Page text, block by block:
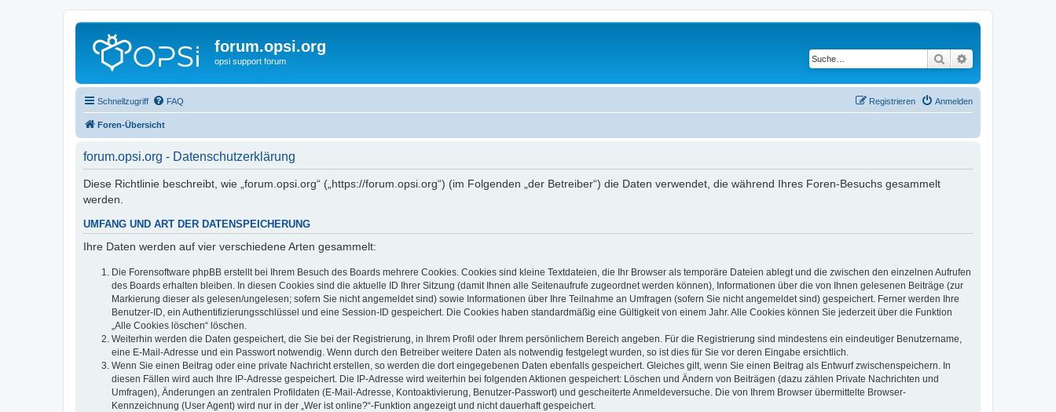
forum.opsi.org
opsi support forum Suche
Schnellzugriff FAQ Anmelden
Registrieren
Foren-Übersicht
forum.opsi.org - Datenschutzerklärung
Diese Richtlinie beschreibt, wie „forum.opsi.org“ („https://forum.opsi.org“) (im Folgenden „der Betreiber“) die Daten verwendet, die während Ihres Foren-Besuchs gesammelt
werden.
UMFANG UND ART DER DATENSPEICHERUNG
Ihre Daten werden auf vier verschiedene Arten gesammelt:
Die Forensoftware phpBB erstellt bei Ihrem Besuch des Boards mehrere Cookies. Cookies sind kleine Textdateien, die Ihr Browser als temporäre Dateien ablegt und die zwischen den einzelnen Aufrufen
des Boards erhalten bleiben. In diesen Cookies sind die aktuelle ID Ihrer Sitzung (damit Ihnen alle Seitenaufrufe zugeordnet werden können), Informationen über die von Ihnen gelesenen Beiträge (zur
Markierung dieser als gelesen/ungelesen; sofern Sie nicht angemeldet sind) sowie Informationen über Ihre Teilnahme an Umfragen (sofern Sie nicht angemeldet sind) gespeichert. Ferner werden Ihre
Benutzer-ID, ein Authentifizierungsschlüssel und eine Session-ID gespeichert. Die Cookies haben standardmäßig eine Gültigkeit von einem Jahr. Alle Cookies können Sie jederzeit über die Funktion
„Alle Cookies löschen“ löschen.
Weiterhin werden die Daten gespeichert, die Sie bei der Registrierung, in Ihrem Profil oder Ihrem persönlichem Bereich angeben. Für die Registrierung sind mindestens ein eindeutiger Benutzername,
eine E-Mail-Adresse und ein Passwort notwendig. Wenn durch den Betreiber weitere Daten als notwendig festgelegt wurden, so ist dies für Sie vor deren Eingabe ersichtlich.
Wenn Sie einen Beitrag oder eine private Nachricht erstellen, so werden die dort eingegebenen Daten ebenfalls gespeichert. Gleiches gilt, wenn Sie einen Beitrag als Entwurf zwischenspeichern. In
diesen Fällen wird auch Ihre IP-Adresse gespeichert. Die IP-Adresse wird weiterhin bei folgenden Aktionen gespeichert: Löschen und Ändern von Beiträgen (dazu zählen Private Nachrichten und
Umfragen), Änderungen an zentralen Profildaten (E-Mail-Adresse, Kontoaktivierung, Benutzer-Passwort) und gescheiterte Anmeldeversuche. Die von Ihrem Browser übermittelte Browser-
Kennzeichnung (User Agent) wird nur in der „Wer ist online?“-Funktion angezeigt und nicht dauerhaft gespeichert.